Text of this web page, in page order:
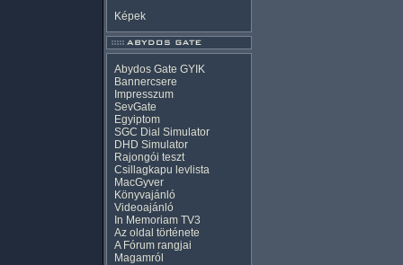
Képek
Abydos Gate GYIK
Bannercsere
Impresszum
SevGate
Egyiptom
SGC Dial Simulator
DHD Simulator
Rajongói teszt
Csillagkapu levlista
MacGyver
Könyvajánló
Videoajánló
In Memoriam TV3
Az oldal története
A Fórum rangjai
Magamról